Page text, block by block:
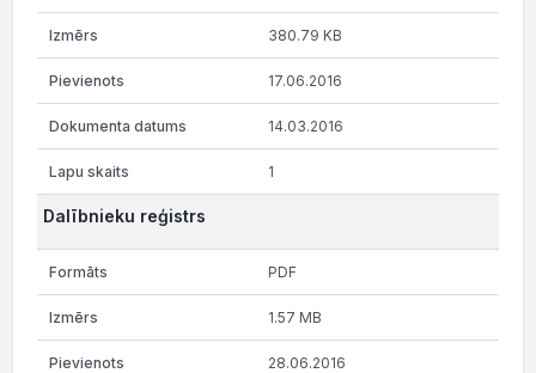
380.79 KB
17.06.2016
14.03.2016
1
Dalībnieku reģistrs
PDF
1.57 MB
28.06.2016